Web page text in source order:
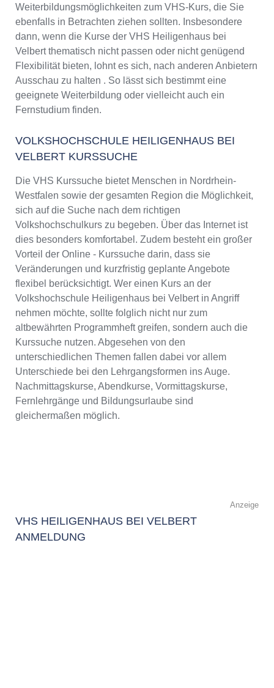
Weiterbildungsmöglichkeiten zum VHS-Kurs, die Sie
ebenfalls in Betrachten ziehen sollten. Insbesondere
dann, wenn die Kurse der VHS Heiligenhaus bei
Velbert thematisch nicht passen oder nicht genügend
Flexibilität bieten, lohnt es sich, nach anderen Anbietern
Ausschau zu halten . So lässt sich bestimmt eine
geeignete Weiterbildung oder vielleicht auch ein
Fernstudium finden.
VOLKSHOCHSCHULE HEILIGENHAUS BEI
VELBERT KURSSUCHE
Die VHS Kurssuche bietet Menschen in Nordrhein-
Westfalen sowie der gesamten Region die Möglichkeit,
sich auf die Suche nach dem richtigen
Volkshochschulkurs zu begeben. Über das Internet ist
dies besonders komfortabel. Zudem besteht ein großer
Vorteil der Online - Kurssuche darin, dass sie
Veränderungen und kurzfristig geplante Angebote
flexibel berücksichtigt. Wer einen Kurs an der
Volkshochschule Heiligenhaus bei Velbert in Angriff
nehmen möchte, sollte folglich nicht nur zum
altbewährten Programmheft greifen, sondern auch die
Kurssuche nutzen. Abgesehen von den
unterschiedlichen Themen fallen dabei vor allem
Unterschiede bei den Lehrgangsformen ins Auge.
Nachmittagskurse, Abendkurse, Vormittagskurse,
Fernlehrgänge und Bildungsurlaube sind
gleichermaßen möglich.
Anzeige
VHS HEILIGENHAUS BEI VELBERT
ANMELDUNG